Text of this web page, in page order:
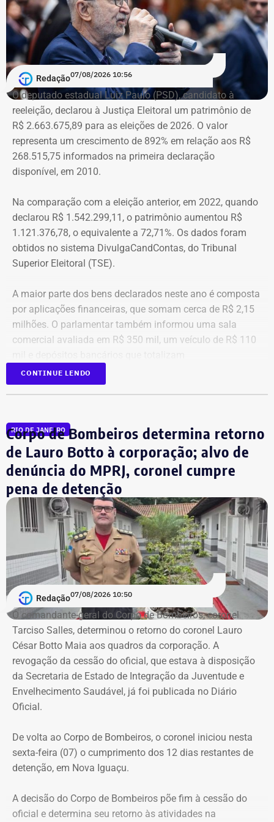
Redação07/08/2026 10:56
O deputado estadual Luiz Paulo (PSD), candidato à
reeleição, declarou à Justiça Eleitoral um patrimônio de
R$ 2.663.675,89 para as eleições de 2026. O valor
representa um crescimento de 892% em relação aos R$
268.515,75 informados na primeira declaração
disponível, em 2010.
Na comparação com a eleição anterior, em 2022, quando
declarou R$ 1.542.299,11, o patrimônio aumentou R$
1.121.376,78, o equivalente a 72,71%. Os dados foram
obtidos no sistema DivulgaCandContas, do Tribunal
Superior Eleitoral (TSE).
A maior parte dos bens declarados neste ano é composta
por aplicações financeiras, que somam cerca de R$ 2,15
milhões. O parlamentar também informou uma sala
comercial avaliada em R$ 350 mil, um veículo de R$ 110
aproximadamente R$ 51,6 mil.
Patrimônio de Luiz Paulo cresceu em
todas as eleições desde 2010
crescimento contínuo do patrimônio do deputado ao
longo das últimas cinco eleições.
2014 para 2018, a alta foi de 109,49%. Já entre 2018 e
2022, o crescimento chegou a 111,15%, enquanto no
CONTINUE LENDO
RIO DE JANEIRO
Corpo de Bombeiros determina retorno
de Lauro Botto à corporação; alvo de
denúncia do MPRJ, coronel cumpre
pena de detenção
Redação07/08/2026 10:50
O comandante-geral do Corpo de Bombeiros, coronel
Tarciso Salles, determinou o retorno do coronel Lauro
César Botto Maia aos quadros da corporação. A
revogação da cessão do oficial, que estava à disposição
da Secretaria de Estado de Integração da Juventude e
Envelhecimento Saudável, já foi publicada no Diário
Oficial.
De volta ao Corpo de Bombeiros, o coronel iniciou nesta
sexta-feira (07) o cumprimento dos 12 dias restantes de
detenção, em Nova Iguaçu.
A decisão do Corpo de Bombeiros põe fim à cessão do
oficial e determina seu retorno às atividades na